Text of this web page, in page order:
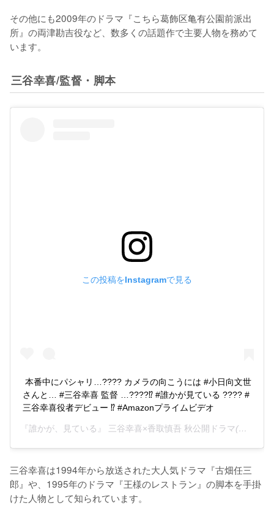
その他にも2009年のドラマ『こちら葛飾区亀有公園前派出
所』の両津勘吉役など、数多くの話題作で主要人物を務めて
います。
三谷幸喜/監督・脚本
この投稿をInstagramで見る
本番中にパシャリ…???? カメラの向こうには #小日向文世
さんと… #三谷幸喜 監督 …????⁉ #誰かが見ている ???? #
三谷幸喜役者デビュー ⁉ #Amazonプライムビデオ
『誰かが、見ている』 三谷幸喜×香取慎吾 秋公開ドラマ(@darekagamiteiru)がシェアした投稿 -
三谷幸喜は1994年から放送された大人気ドラマ『古畑任三
郎』や、1995年のドラマ『王様のレストラン』の脚本を手掛
けた人物として知られています。